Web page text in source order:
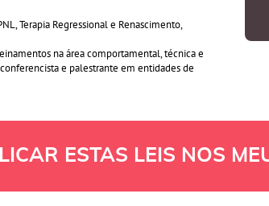
Terapia Regressional e Renascimento,
na área comportamental, técnica e
e palestrante em entidades de
ESTAS LEIS NOS